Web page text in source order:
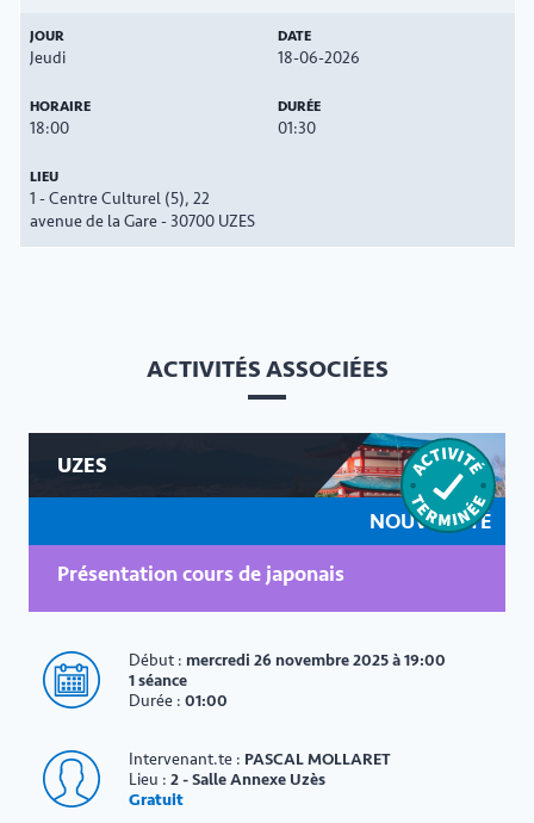
Jeudi 18-06-2026
18:00 01:30
1 - Centre Culturel (5), 22
avenue de la Gare - 30700 UZES
ACTIVITÉS ASSOCIÉES
UZES
NOUVEAUTÉ
Présentation cours de japonais
Début : mercredi 26 novembre 2025 à 19:00
1 séance
Durée : 01:00
Intervenant.te : PASCAL MOLLARET
Lieu : 2 - Salle Annexe Uzès
Gratuit